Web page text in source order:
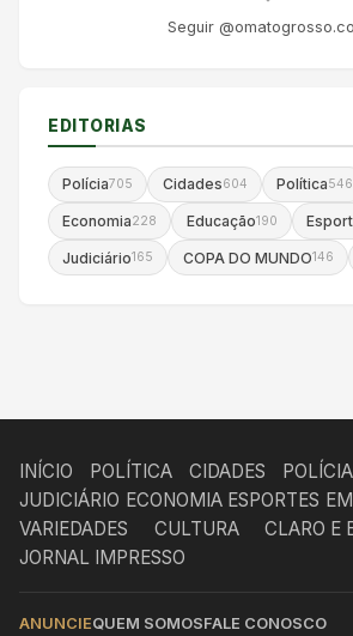
Seguir
EDITORIAS
Polícia705 Cidades604 Política546
Economia228 Educação190
Judiciário165 COPA DO MUNDO146
INÍCIO POLÍTICA CIDADES POLÍCIA
JUDICIÁRIO ECONOMIA ESPORTES
VARIEDADES
CULTURA CLARO E
JORNAL IMPRESSO
ANUNCIEQUEM SOMOSFALE CONOSCO